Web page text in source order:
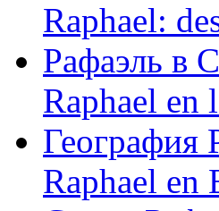
Raphael:
Рафаэль в
Raphael en
География
Raphael en